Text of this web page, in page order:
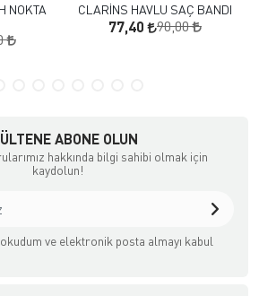
NOKTA
CLARİNS HAVLU SAÇ BANDI
77,40 90,00
ABONE OLUN
hakkında bilgi sahibi olmak için
kaydolun!
okudum ve elektronik posta almayı kabul